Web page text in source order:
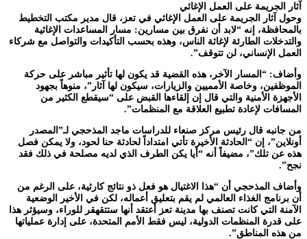
آثار الجريمة على العمل الإغاثي
وحول آثار الجريمة على العمل الإغاثي في تعز، قال مدير مكتب التخطيط
بالمحافظة، إنه “لابد أن نفرق بين مسارين: مسار المساعدات الإغاثية
والتدخلات الطارئة لإغاثة الناس، وهذه بحسب التأكيدات والتواصل مع شركاء
العمل الإنساني، لن تتوقف”.
وأضاف: “المسار الآخر، هذه القضية قد يكون لها تأثير مباشر على حركة
الموظفين، وخاصة الأمميين والزيارات، سيكون لها آثار”، منوهاً بجهود
الأجهزة الأمنية والتي قال إن إلقاءها القبض على “سيقطع الكثير من
المسافات لإعادة تطبيع العلاقة مع المنظمات”.
من جانبه قال رئيس مركز صنعاء للدراسات ماجد المذحجي لـ”المصدر
أونلاين”، إن “الحادثة الأخيرة تأتي امتداداً لحادثة حنا لحود، ولا يمكن فصل
هذه عن تلك”، مضيفاً أنه “أيا يكن الطرف الذي لديه مصلحة في ذلك فقد
نجح”.
وأضاف المذحجي أن “هذا الاغتيال هو فعل ذو نتائج كارثية، على الرغم من
أن برنامج الغذاء العالمي لم يقم بتعليق أعماله، لكن في الأخير الوضعية
الآمنة التي كانت تصنف بها مدينة تعز أعتقد أنها ستتقهقر للوراء، وسيؤثر هذا
على قدرة المنظمات الدولية، ليس فقط الأمم المتحدة، على إدارة عملياتها
من هذه المناطق”.